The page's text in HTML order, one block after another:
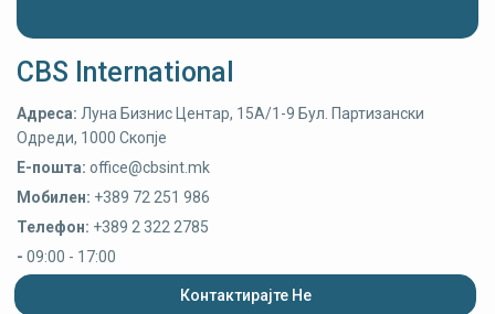
CBS International
Адреса: Луна Бизнис Центар, 15A/1-9 Бул. Партизански
Одреди, 1000 Скопје
Е-пошта: office@cbsint.mk
Мобилен: +389 72 251 986
Телефон: +389 2 322 2785
- 09:00 - 17:00
Контактирајте Не